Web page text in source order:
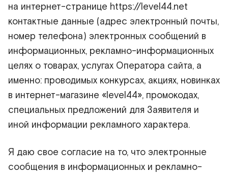
на интернет-странице https://level44.net
контактные данные (адрес электронный почты,
номер телефона) электронных сообщений в
информационных, рекламно-информационных
целях о товарах, услугах Оператора сайта, а
именно: проводимых конкурсах, акциях, новинках
в интернет-магазине «level44», промокодах,
специальных предложений для Заявителя и
иной информации рекламного характера.
Я даю свое согласие на то, что электронные
сообщения в информационных и рекламно-